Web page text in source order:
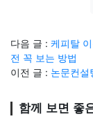
다음 글 : 케피탈
전 꼭 보는 방법
이전 글 : 논문컨설
함께 보면 좋